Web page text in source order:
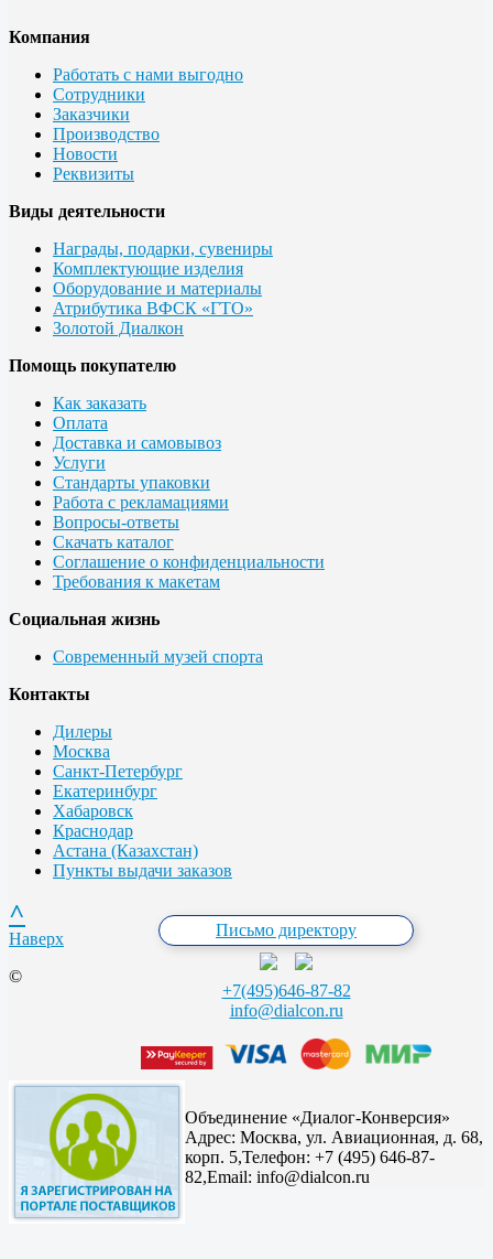
Компания
Работать с нами выгодно
Сотрудники
Заказчики
Производство
Новости
Реквизиты
Виды деятельности
Награды, подарки, сувениры
Комплектующие изделия
Оборудование и материалы
Атрибутика ВФСК «ГТО»
Золотой Диалкон
Помощь покупателю
Как заказать
Оплата
Доставка и самовывоз
Услуги
Стандарты упаковки
Работа с рекламациями
Вопросы-ответы
Скачать каталог
Соглашение о конфиденциальности
Требования к макетам
Социальная жизнь
Современный музей спорта
Контакты
Дилеры
Москва
Санкт-Петербург
Екатеринбург
Хабаровск
Краснодар
Астана (Казахстан)
Пункты выдачи заказов
Письмо директору
+7(495)646-87-82
info@dialcon.ru
^
Наверх
©
Объединение «Диалог-Конверсия»
Адрес: Москва, ул. Авиационная, д. 68,
корп. 5,Телефон: +7 (495) 646-87-
82,Email: info@dialcon.ru